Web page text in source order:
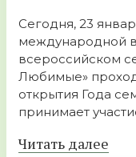
Сегодня, 23
международной
всероссийском
Любимые»
открытия Года
принимает
Читать далее